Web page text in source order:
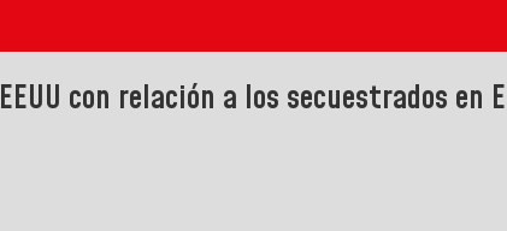
con relación a los secuestrados en